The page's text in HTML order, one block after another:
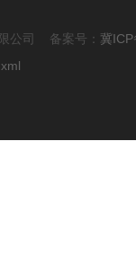
公司 备案号： 冀